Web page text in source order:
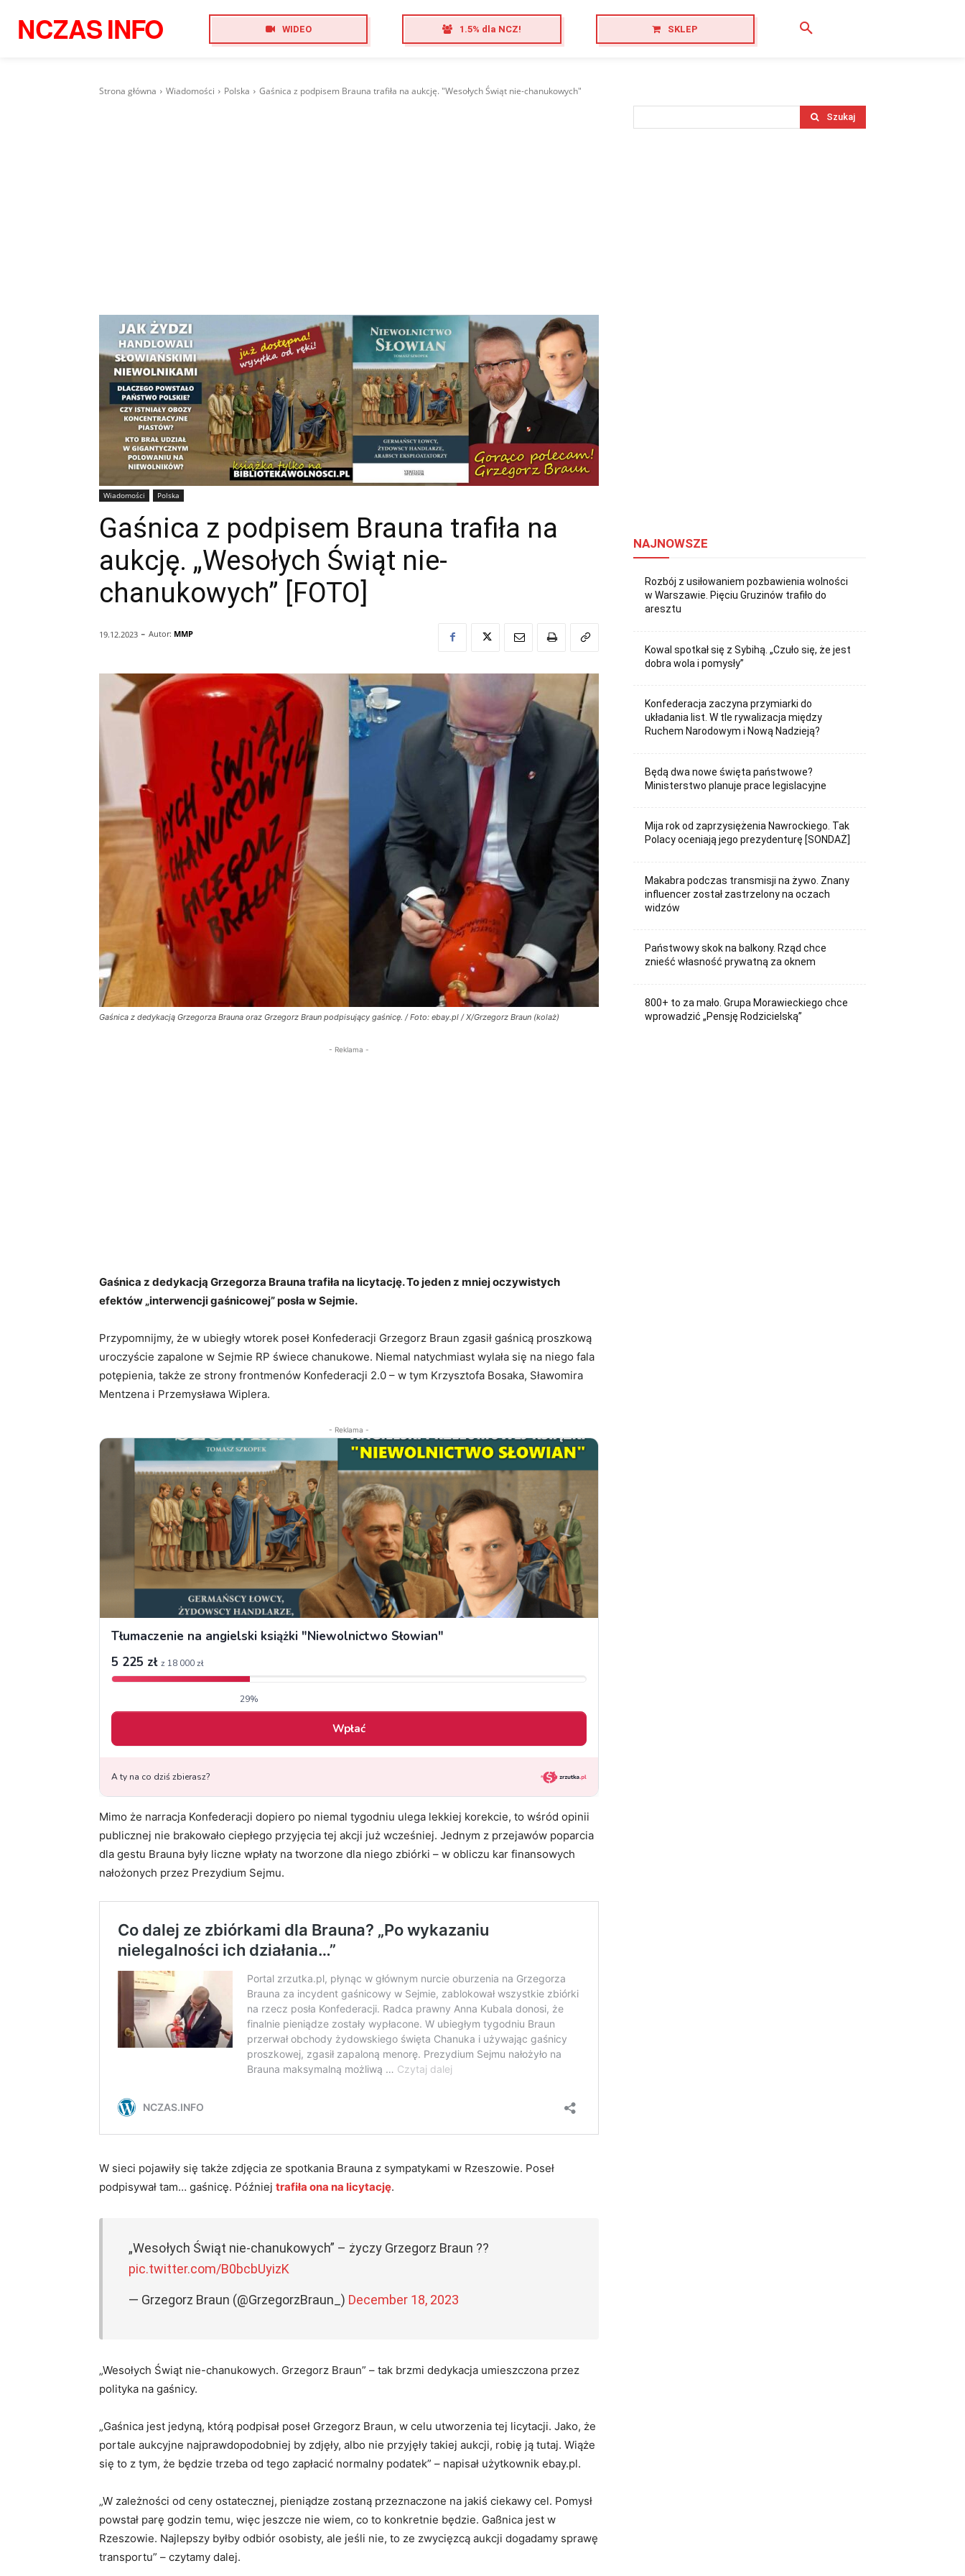
NCZASINFO WIDEO 1.5% dla NCZ! SKLEP
Strona główna Wiadomości Polska Gaśnica z podpisem Brauna trafiła na aukcję. "Wesołych Świąt nie-chanukowych"
Wiadomości Polska
Gaśnica z podpisem Brauna trafiła na
aukcję. „Wesołych Świąt nie-
chanukowych” [FOTO]
19.12.2023 - Autor: MMP
Gaśnica z dedykacją Grzegorza Brauna oraz Grzegorz Braun podpisujący gaśnicę. / Foto: ebay.pl / X/Grzegorz Braun (kolaż)
- Reklama -
Gaśnica z dedykacją Grzegorza Brauna trafiła na licytację. To jeden z mniej oczywistych
efektów „interwencji gaśnicowej” posła w Sejmie.
Przypomnijmy, że w ubiegły wtorek poseł Konfederacji Grzegorz Braun zgasił gaśnicą proszkową
uroczyście zapalone w Sejmie RP świece chanukowe. Niemal natychmiast wylała się na niego fala
potępienia, także ze strony frontmenów Konfederacji 2.0 – w tym Krzysztofa Bosaka, Sławomira
Mentzena i Przemysława Wiplera.
- Reklama -
Mimo że narracja Konfederacji dopiero po niemal tygodniu ulega lekkiej korekcie, to wśród opinii
publicznej nie brakowało ciepłego przyjęcia tej akcji już wcześniej. Jednym z przejawów poparcia
dla gestu Brauna były liczne wpłaty na tworzone dla niego zbiórki – w obliczu kar finansowych
nałożonych przez Prezydium Sejmu.
W sieci pojawiły się także zdjęcia ze spotkania Brauna z sympatykami w Rzeszowie. Poseł
podpisywał tam… gaśnicę. Później trafiła ona na licytację.
„Wesołych Świąt nie-chanukowych” – życzy Grzegorz Braun ??
pic.twitter.com/B0bcbUyizK
— Grzegorz Braun (@GrzegorzBraun_) December 18, 2023
„Wesołych Świąt nie-chanukowych. Grzegorz Braun” – tak brzmi dedykacja umieszczona przez
polityka na gaśnicy.
„Gaśnica jest jedyną, którą podpisał poseł Grzegorz Braun, w celu utworzenia tej licytacji. Jako, że
portale aukcyjne najprawdopodobniej by zdjęły, albo nie przyjęły takiej aukcji, robię ją tutaj. Wiąże
się to z tym, że będzie trzeba od tego zapłacić normalny podatek” – napisał użytkownik ebay.pl.
„W zależności od ceny ostatecznej, pieniądze zostaną przeznaczone na jakiś ciekawy cel. Pomysł
powstał parę godzin temu, więc jeszcze nie wiem, co to konkretnie będzie. Gaßnica jest w
Rzeszowie. Najlepszy byłby odbiór osobisty, ale jeśli nie, to ze zwycięzcą aukcji dogadamy sprawę
transportu” – czytamy dalej.
Szukaj
NAJNOWSZE
Rozbój z usiłowaniem pozbawienia wolności
w Warszawie. Pięciu Gruzinów trafiło do
aresztu
Kowal spotkał się z Sybihą. „Czuło się, że jest
dobra wola i pomysły”
Konfederacja zaczyna przymiarki do
układania list. W tle rywalizacja między
Ruchem Narodowym i Nową Nadzieją?
Będą dwa nowe święta państwowe?
Ministerstwo planuje prace legislacyjne
Mija rok od zaprzysiężenia Nawrockiego. Tak
Polacy oceniają jego prezydenturę [SONDAŻ]
Makabra podczas transmisji na żywo. Znany
influencer został zastrzelony na oczach
widzów
Państwowy skok na balkony. Rząd chce
znieść własność prywatną za oknem
800+ to za mało. Grupa Morawieckiego chce
wprowadzić „Pensję Rodzicielską”